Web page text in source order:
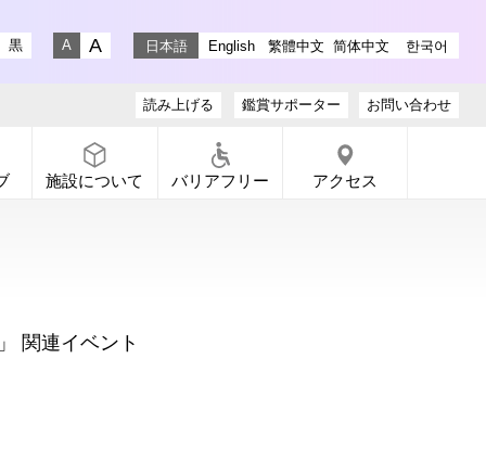
instagram
リー X
ャラリー Facebook
通りギャラリー YouTube
黒
日本語 English 繁體中文 简体中文 한국어
鑑賞サポーター お問い合わせ
施設について バリアフリー アクセス
読み上げる
関連イベント